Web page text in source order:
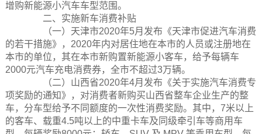
增购新能源小汽车车型范围。
二、实施新车消费补贴
（一）天津市2020年5月发布《天津市促进汽车消费
的若干措施》，2020年内对居住地在本市的人员或注册地在
本市的单位，其在本市新购置新能源小客车，给予每辆车
2000元汽车充电消费券，全市不超过3万辆。
（二）山西省2020年4月发布《关于实施汽车消费专
项奖励的通知》，对消费者新购买山西省整车企业生产的整
车，分车型给予不同额度的一次性消费奖励。其中，7米以上
的客车、载重4.5吨以上的中重卡车及同级牵引车等商用车